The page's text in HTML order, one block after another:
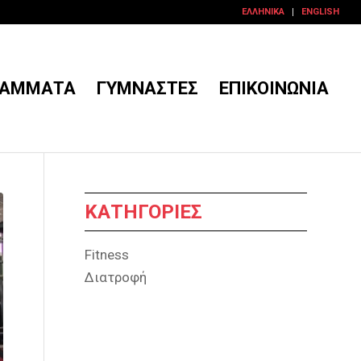
ΕΛΛΗΝΙΚΆ ENGLISH
ΓΥΜΝΑΣΤΈΣ ΕΠΙΚΟΙΝΩΝΊΑ
ΚΑΤΗΓΟΡΊΕΣ
Fitness
Διατρoφή